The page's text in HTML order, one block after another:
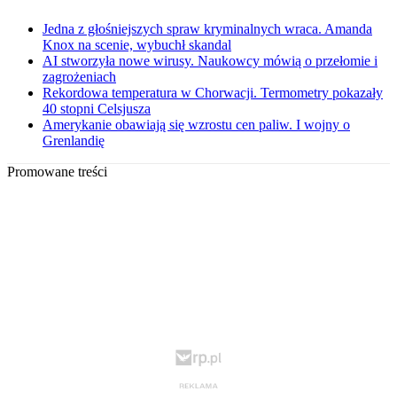
Jedna z głośniejszych spraw kryminalnych wraca. Amanda
Knox na scenie, wybuchł skandal
AI stworzyła nowe wirusy. Naukowcy mówią o przełomie i
zagrożeniach
Rekordowa temperatura w Chorwacji. Termometry pokazały
40 stopni Celsjusza
Amerykanie obawiają się wzrostu cen paliw. I wojny o
Grenlandię
Promowane treści